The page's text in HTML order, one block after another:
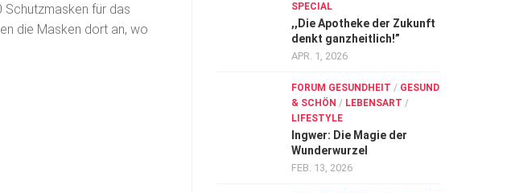
Schutzmasken für das
die Masken dort an, wo
SPECIAL
,,Die Apotheke der Zukunft
denkt ganzheitlich!”
APR. 1, 2026
FORUM GESUNDHEIT / GESUND
& SCHÖN / LEBENSART /
LIFESTYLE
Ingwer: Die Magie der
Wunderwurzel
FEB. 13, 2026